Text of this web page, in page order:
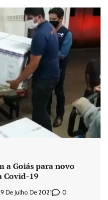
a Goiás para novo
Covid-19
De Julho De 2021 0